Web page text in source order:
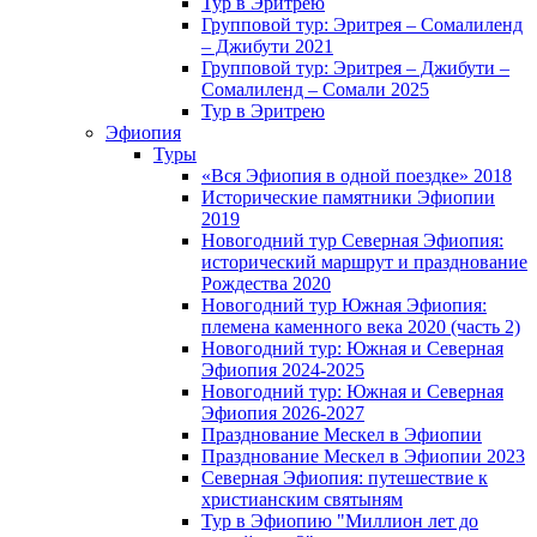
Групповой тур: Эритрея – Cомалиленд
– Джибути 2021
Групповой тур: Эритрея – Джибути –
Сомалиленд – Сомали 2025
Тур в Эритрею
Эфиопия
Туры
«Вся Эфиопия в одной поездке» 2018
Исторические памятники Эфиопии
2019
Новогодний тур Северная Эфиопия:
исторический маршрут и празднование
Рождества 2020
Новогодний тур Южная Эфиопия:
племена каменного века 2020 (часть 2)
Новогодний тур: Южная и Северная
Эфиопия 2024-2025
Новогодний тур: Южная и Северная
Эфиопия 2026-2027
Празднование Мескел в Эфиопии
Празднование Мескел в Эфиопии 2023
Северная Эфиопия: путешествие к
христианским святыням
Тур в Эфиопию "Миллион лет до